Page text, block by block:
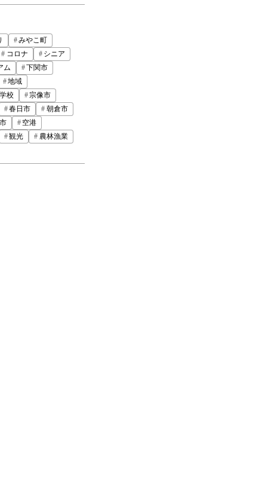
みやこ町
コロナ
シニア
ム
下関市
地域
学校
宗像市
春日市
朝倉市
空港
観光
農林漁業